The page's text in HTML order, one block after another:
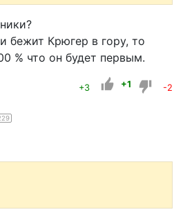
бежит Крюгер в гору, то
% что он будет первым.
+3 +1 -2